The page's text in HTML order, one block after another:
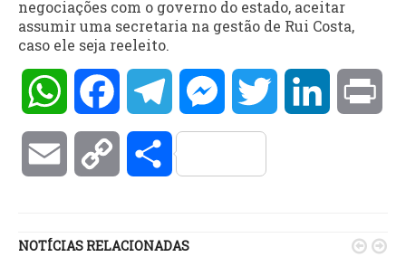
negociações com o governo do estado, aceitar
assumir uma secretaria na gestão de Rui Costa,
caso ele seja reeleito.
WhatsAppFacebookTelegramMessengerTwitter LinkedIn
Email Copy Compartilhar
NOTÍCIAS RELACIONADAS  